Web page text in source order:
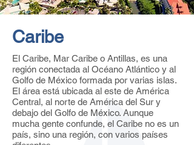
Caribe
El Caribe, Mar Caribe o Antillas, es una
región conectada al Océano Atlántico y al
Golfo de México formada por varias islas.
El área está ubicada al este de América
Central, al norte de América del Sur y
debajo del Golfo de México. Aunque
mucha gente confunde, el Caribe no es un
país, sino una región, con varios países